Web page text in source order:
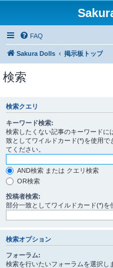
FAQ
Sakura Dolls 掲示板トップ
検索
検索クエリ
キーワード検索:
検索したくない記事のキーワードに
致としてワイルドカード(*)を使用で
てください。
AND検索 または クエリ検索
OR検索
投稿者検索:
部分一致としてワイルドカード(*)を
検索オプション
フォーラム:
検索を行いたいフォーラムを選択し